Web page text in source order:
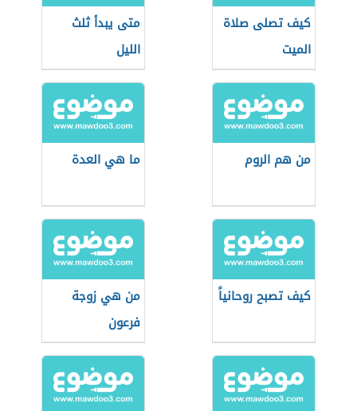
كيف تصلى صلاة
الميت
متى يبدأ ثلث
الليل
من هم الروم ما هي العدة
كيف تصبح روحانياً
من هي زوجة
فرعون